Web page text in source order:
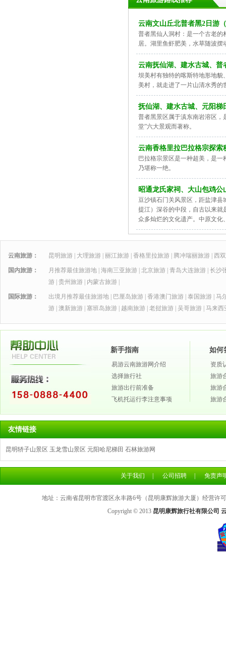
云南文山丘北普者黑2日游
普者黑仙人洞村：是一个古老的
居。湖里鱼虾肥美，水草随波摆
云南抚仙湖、建水古城、普
坝美村有独特的喀斯特地形地貌
美村，就走进了一片山清水秀的
抚仙湖、建水古城、元阳梯
普者黑景区属于滇东南岩溶区，
堂”六大景观而著称。
云南香格里拉巴拉格宗探索
巴拉格宗景区是一种超美，是
乃堪称一绝。
昭通龙氏家祠、大山包鸡
豆沙镇石门关风景区，距盐津县
提江）深谷的中段，自古以来就
众多灿烂的文化遗产。中原文化
云南旅游： 昆明旅游 大理旅游 丽江旅游 香格里拉旅游 腾冲瑞丽旅游 西
国内旅游： 月推荐最佳旅游地 海南三亚旅游 北京旅游 青岛大连旅游 长沙
游 贵州旅游 内蒙古旅游
国际旅游： 出境月推荐最佳旅游地 巴厘岛旅游 香港澳门旅游 泰国旅游 马
游 澳新旅游 塞班岛旅游 越南旅游 老挝旅游 吴哥旅游 马来西
新手指南
易游云南旅游网介绍
选择旅行社
旅游出行前准备
飞机托运行李注意事项
如何
资质
旅游
旅游
旅游
友情链接
昆明轿子山景区 玉龙雪山景区 元阳哈尼梯田 石林旅游网
关于我们 公司招聘 免责声
地址：云南省昆明市官渡区永丰路6号（昆明康辉旅游大厦）经营许
Copyright © 2013 昆明康辉旅行社有限公司